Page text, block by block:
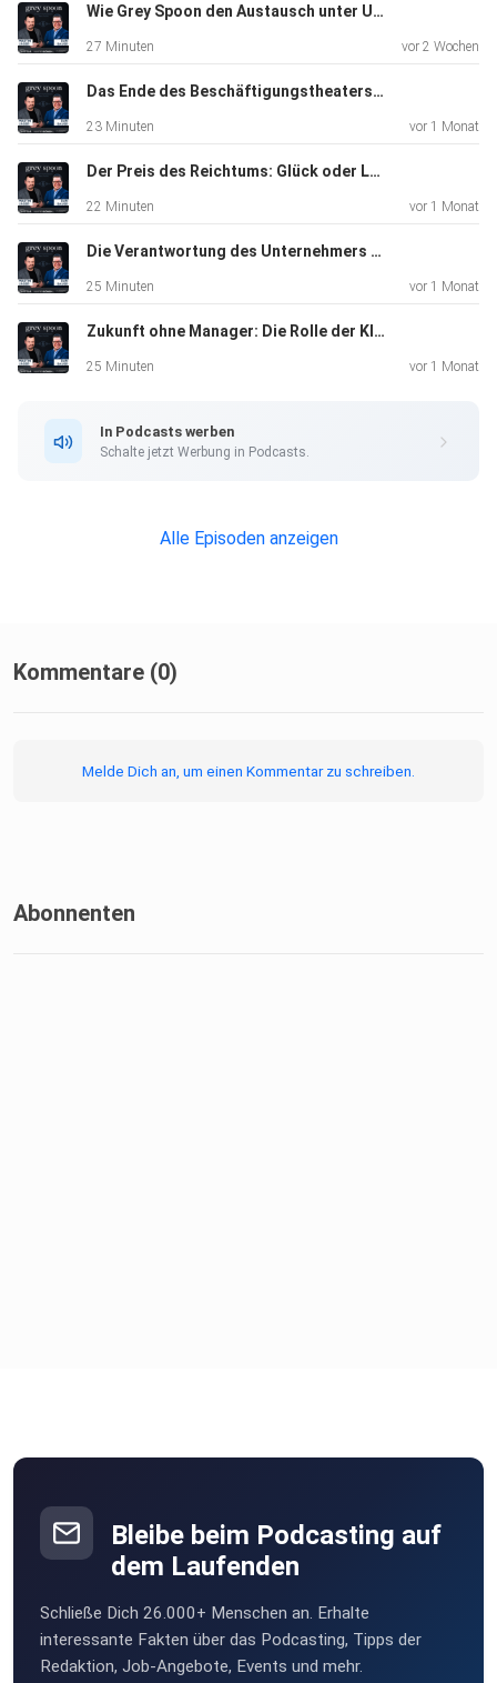
Teilnehmen am grey spoon Programm:
https://greyspoon.org/
Wie Grey Spoon den Austausch unter Unternehmern revolutioniert
27 Minuten vor 2 Wochen
Das Ende des Beschäftigungstheaters: Wie Grey Spoon echte Ergebnisse erzielt
23 Minuten vor 1 Monat
Der Preis des Reichtums: Glück oder Last?
22 Minuten vor 1 Monat
Die Verantwortung des Unternehmers in der digitalen Ära
25 Minuten vor 1 Monat
Zukunft ohne Manager: Die Rolle der KI in Unternehmen
25 Minuten vor 1 Monat
In Podcasts werben
Schalte jetzt Werbung in Podcasts.
Alle Episoden anzeigen
Kommentare (0)
Melde Dich an, um einen Kommentar zu schreiben.
Abonnenten
Bleibe beim Podcasting auf
dem Laufenden
Schließe Dich 26.000+ Menschen an. Erhalte
interessante Fakten über das Podcasting, Tipps der
Redaktion, Job-Angebote, Events und mehr.